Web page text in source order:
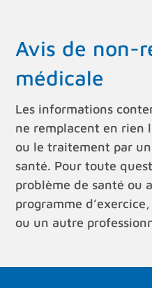
Avis de non-
médicale
Les informations
ne remplacent en rien
ou le traitement par
santé. Pour toute
problème de santé ou
programme
ou un autre